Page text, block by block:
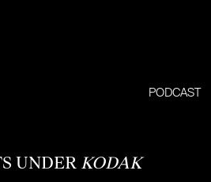
PODCAST
UNDER KODAK